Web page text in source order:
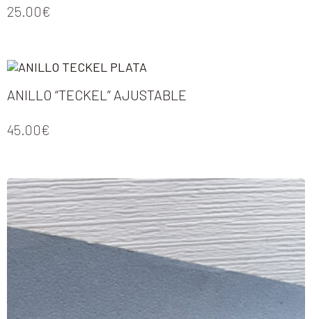
25.00€
ANILLO “TECKEL” AJUSTABLE
45.00€